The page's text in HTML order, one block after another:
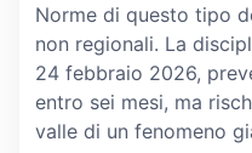
Norme di questo tipo
non regionali. La
24 febbraio 2026,
entro sei mesi, ma
valle di un fenomeno